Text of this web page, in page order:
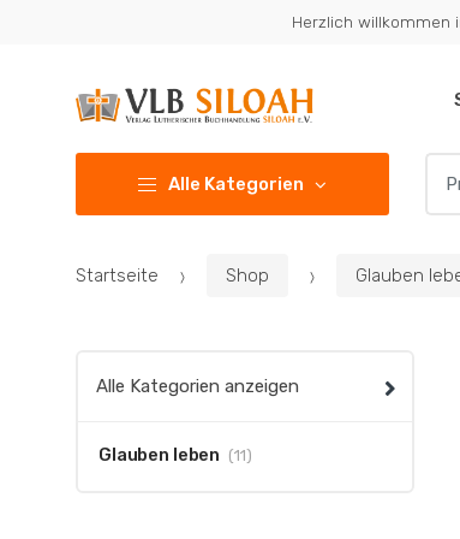
Herzlich willkommen
Alle Kategorien
Startseite Shop Glauben
Alle Kategorien anzeigen
Glauben leben (11)